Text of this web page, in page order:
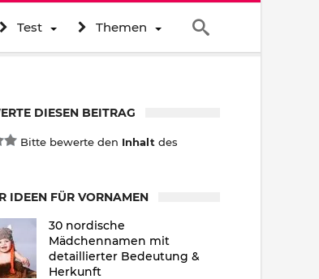
Test Themen
DIESEN BEITRAG
Bitte bewerte den Inhalt des
IDEEN FÜR VORNAMEN
30 nordische
Mädchennamen mit
detaillierter Bedeutung &
Herkunft